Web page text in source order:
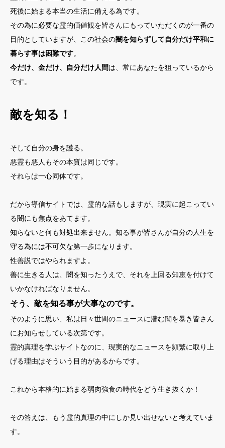
死後に始まる本当の生活に備える為です。
その為に必要な霊的価値観を皆さんにもっていただくのが一番の
目的としていますが、この社会の闇を知らずして自分だけ平和に
暮らす事は困難です。
今だけ、金だけ、自分だけ人間は、常にあなたを狙っているから
です。
敵を知る！
そして自分の身を護る。
悪霊も悪人もその本質は同じです。
それらは一心同体です。
だから導信サイトでは、霊的な話もしますが、現実に起こってい
る闇にも焦点をあてます。
知らないと何も対処出来ません。知る事が皆さんが自分の人生を
守る為には不可欠な第一歩になります。
性善説ではやられますよ。
善に生きる人は、闇を知ったうえで、それを上回る知恵を付けて
いかなければなりません。
そう、敵を知る事が大事なのです。
そのように思い、私は日々世間のニュースに潜む闇を暴き皆さん
にお知らせしている次第です。
霊的真理を学ぶサイトなのに、現実的なニュースを頻繁に取り上
げる理由はそういう目的があるからです。
これから本格的に始まる弱肉強食の時代をどう生き抜くか！
その答えは、もう霊的真理の中にしか見い出せないと考えていま
す。